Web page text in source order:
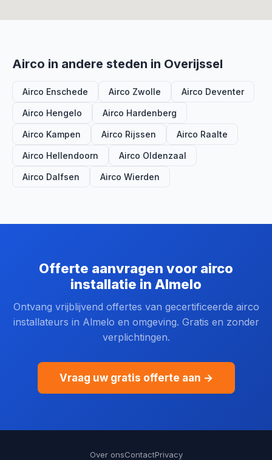
Airco in andere steden in Overijssel
Airco Enschede Airco Zwolle Airco Deventer
Airco Hengelo Airco Hardenberg
Airco Kampen Airco Rijssen Airco Raalte
Airco Hellendoorn Airco Oldenzaal
Airco Dalfsen Airco Wierden
Offerte aanvragen voor airco
installatie in Almelo
Ontvang vrijblijvend offertes van gecertificeerde airco
installateurs in Almelo en omgeving. Gratis en zonder
verplichtingen.
Vraag uw gratis offerte aan →
Over onsContactPrivacy